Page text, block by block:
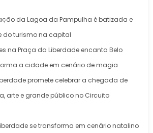
da Lagoa da Pampulha é batizada e
do turismo na capital
na Praça da Liberdade encanta Belo
a cidade em cenário de magia
promete celebrar a chegada de
arte e grande público no Circuito
se transforma em cenário natalino